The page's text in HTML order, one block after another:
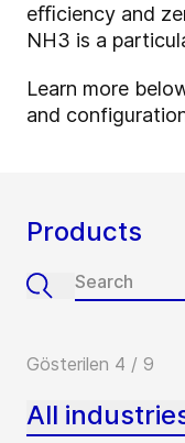
eﬃciency and
NH3 is a
Learn more
and
Products
Gösterilen 4 / 9
All